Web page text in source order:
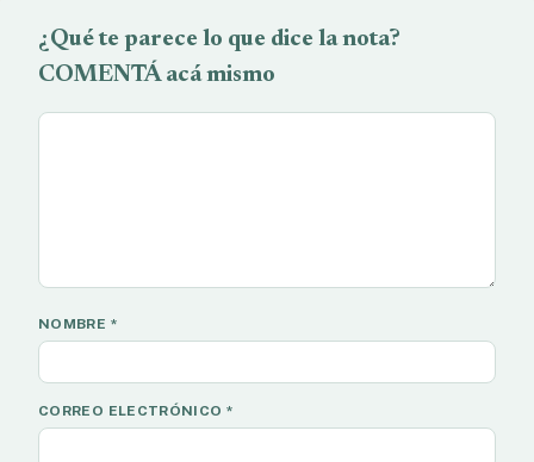
¿Qué te parece lo que dice la nota?
COMENTÁ acá mismo
NOMBRE *
CORREO ELECTRÓNICO *